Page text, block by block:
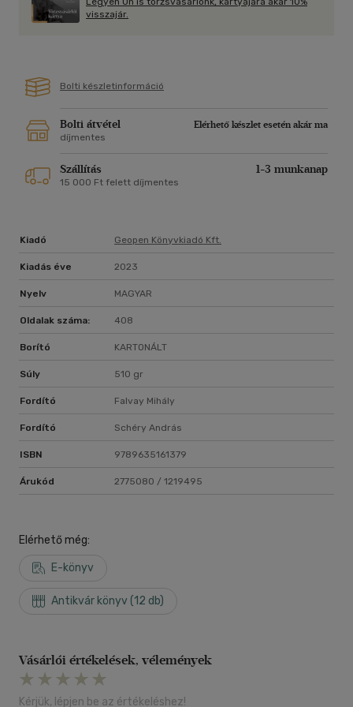
visszajár.
Bolti készletinformáció
Bolti átvétel
Elérhető készlet esetén akár ma
díjmentes
Szállítás 1-3 munkanap
15 000 Ft felett díjmentes
Kiadó Geopen Könyvkiadó Kft.
Kiadás éve 2023
Nyelv MAGYAR
Oldalak száma: 408
Borító KARTONÁLT
Súly 510 gr
Fordító Falvay Mihály
Fordító Schéry András
ISBN 9789635161379
Árukód 2775080 / 1219495
Elérhető még:
E-könyv
Antikvár könyv (12 db)
Vásárlói értékelések, vélemények
Kérjük, lépjen be az értékeléshez!